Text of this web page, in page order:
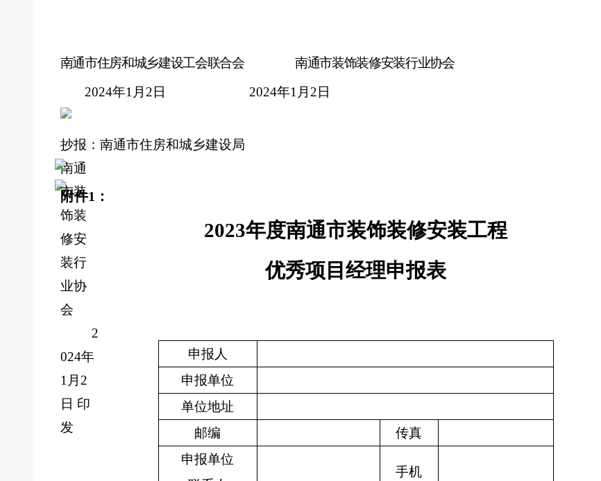
南通市住房和城乡建设工会联合会 南通市装饰装修安装行业协会
2024年1月2日 2024年1月2日
抄报：南通市住房和城乡建设局
南通
市装
饰装
修安
装行
业协
会
2
024年
1月2
日 印
发
附件1：
2023年度南通市装饰装修安装工程
优秀项目经理申报表
申报人
申报单位
单位地址
邮编
传真
申报单位
手机